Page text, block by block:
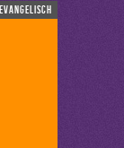
evangelisch